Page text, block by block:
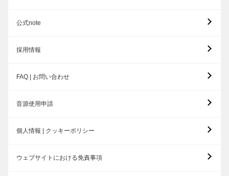
公式note
採用情報
FAQ | お問い合わせ
音源使用申請
個人情報 | クッキーポリシー
ウェブサイトにおける免責事項